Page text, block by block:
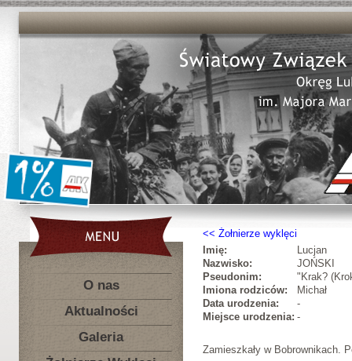
O nas
Aktualności
Galeria
Żołnierze wyklęci
Imię:
Lucjan
Nazwisko:
JOŃSKI
Pseudonim:
"Krak?
Imiona rodziców:
Michał
Data urodzenia:
-
Miejsce urodzenia: -
Zamieszkały w Bobrownikach.